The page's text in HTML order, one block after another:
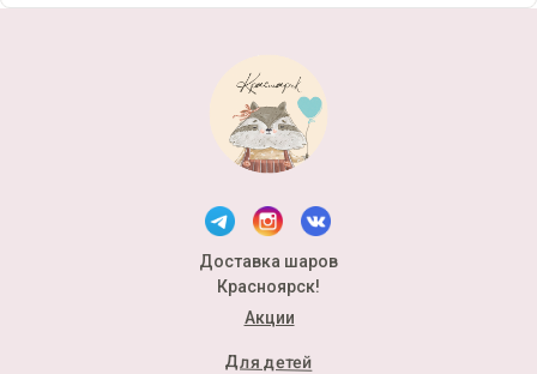
Доставка шаров
Красноярск!
Акции
Для детей